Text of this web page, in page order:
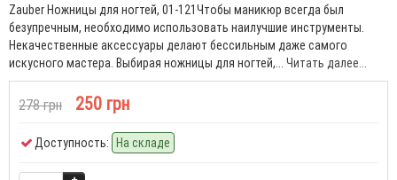
Zauber Ножницы для ногтей, 01-121Чтобы маникюр всегда был
безупречным, необходимо использовать наилучшие инструменты.
Некачественные аксессуары делают бессильным даже самого
искусного мастера. Выбирая ножницы для ногтей,... Читать далее...
278 грн 250 грн
Доступность: На складе